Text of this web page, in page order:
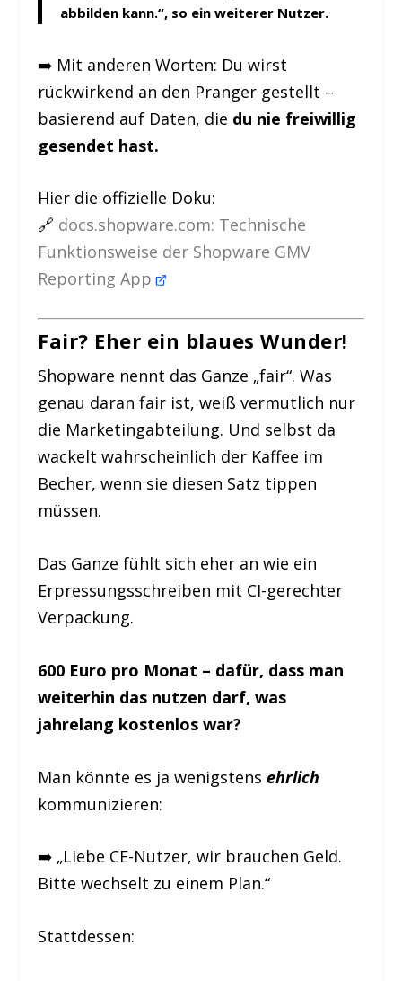
abbilden kann.“, so ein weiterer Nutzer.
➡️ Mit anderen Worten: Du wirst
rückwirkend an den Pranger gestellt –
basierend auf Daten, die du nie freiwillig
gesendet hast.
Hier die offizielle Doku:
🔗 docs.shopware.com: Technische
Funktionsweise der Shopware GMV
Reporting App
Fair? Eher ein blaues Wunder!
Shopware nennt das Ganze „fair“. Was
genau daran fair ist, weiß vermutlich nur
die Marketingabteilung. Und selbst da
wackelt wahrscheinlich der Kaffee im
Becher, wenn sie diesen Satz tippen
müssen.
Das Ganze fühlt sich eher an wie ein
Erpressungsschreiben mit CI-gerechter
Verpackung.
600 Euro pro Monat – dafür, dass man
weiterhin das nutzen darf, was
jahrelang kostenlos war?
Man könnte es ja wenigstensehrlich
kommunizieren:
➡️ „Liebe CE-Nutzer, wir brauchen Geld.
Bitte wechselt zu einem Plan.“
Stattdessen: